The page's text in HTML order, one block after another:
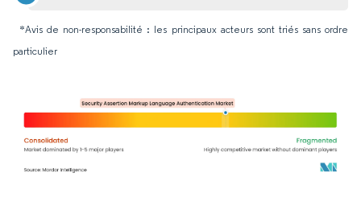
*Avis de non-responsabilité : les principaux acteurs sont triés sans ordre
particulier